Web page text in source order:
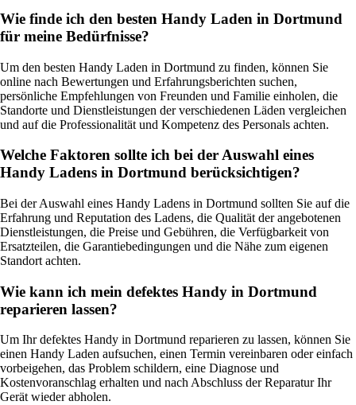
Wie finde ich den besten Handy Laden in Dortmund
für meine Bedürfnisse?
Um den besten Handy Laden in Dortmund zu finden, können Sie
online nach Bewertungen und Erfahrungsberichten suchen,
persönliche Empfehlungen von Freunden und Familie einholen, die
Standorte und Dienstleistungen der verschiedenen Läden vergleichen
und auf die Professionalität und Kompetenz des Personals achten.
Welche Faktoren sollte ich bei der Auswahl eines
Handy Ladens in Dortmund berücksichtigen?
Bei der Auswahl eines Handy Ladens in Dortmund sollten Sie auf die
Erfahrung und Reputation des Ladens, die Qualität der angebotenen
Dienstleistungen, die Preise und Gebühren, die Verfügbarkeit von
Ersatzteilen, die Garantiebedingungen und die Nähe zum eigenen
Standort achten.
Wie kann ich mein defektes Handy in Dortmund
reparieren lassen?
Um Ihr defektes Handy in Dortmund reparieren zu lassen, können Sie
einen Handy Laden aufsuchen, einen Termin vereinbaren oder einfach
vorbeigehen, das Problem schildern, eine Diagnose und
Kostenvoranschlag erhalten und nach Abschluss der Reparatur Ihr
Gerät wieder abholen.